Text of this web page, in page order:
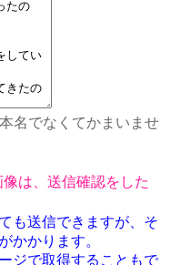
名でなくてかまいませ
像は、送信確認をした
も送信できますが、そ
かかります。
ジで取得することもで